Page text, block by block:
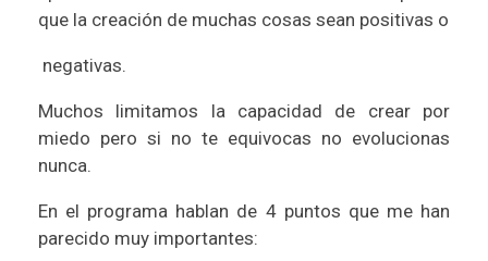
que la creación de muchas cosas sean positivas o
negativas.
Muchos limitamos la capacidad de crear por
miedo pero si no te equivocas no evolucionas
nunca.
En el programa hablan de 4 puntos que me han
parecido muy importantes: